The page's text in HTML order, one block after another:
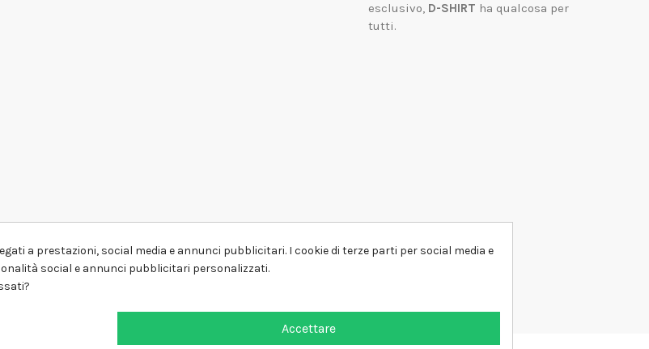
esclusivo, D-SHIRT ha qualcosa per
tutti.
a prestazioni, social media e annunci pubblicitari. I cookie di terze parti per social media e
social e annunci pubblicitari personalizzati.
Accettare